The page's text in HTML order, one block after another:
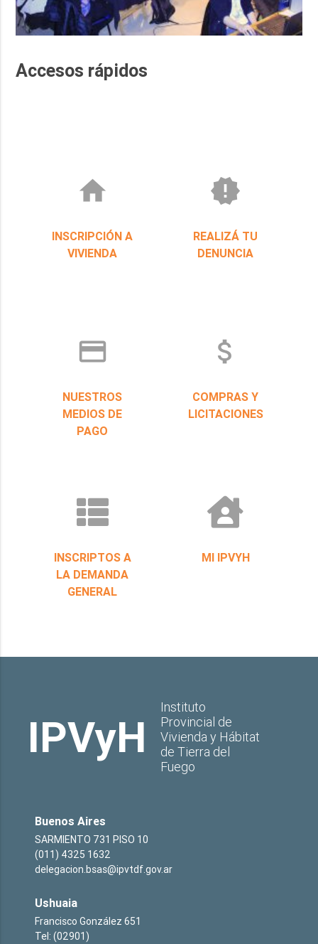
Accesos rápidos
home
INSCRIPCIÓN A
VIVIENDA
new_releases
REALIZÁ TU
DENUNCIA
credit_card
NUESTROS
MEDIOS DE
PAGO
attach_money
COMPRAS Y
LICITACIONES
INSCRIPTOS A
LA DEMANDA
GENERAL
MI IPVYH
IPVyH
Instituto
Provincial de
Vivienda y Hábitat
de Tierra del
Fuego
Buenos Aires
SARMIENTO 731 PISO 10
(011) 4325 1632
delegacion.bsas@ipvtdf.gov.ar
Ushuaia
Francisco González 651
Tel: (02901)